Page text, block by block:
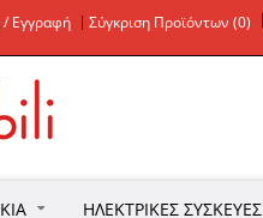
/ Εγγραφή Σύγκριση Προϊόντων (0)
ΗΛΕΚΤΡΙΚΈΣ ΣΥΣΚΕΥΈΣ